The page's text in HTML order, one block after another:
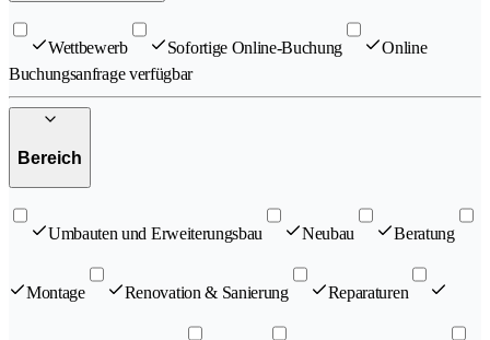
Wettbewerb Sofortige Online-Buchung
Online
Buchungsanfrage verfügbar
Bereich
Umbauten und Erweiterungsbau Neubau Beratung
Montage Renovation & Sanierung Reparaturen